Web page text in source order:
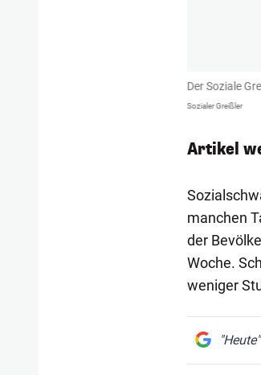
Der Soziale
Sozialer Greißler
Artikel
manchen
der
Woche.
weniger
"Heute"